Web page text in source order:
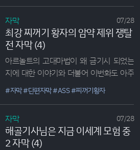
자막 07/28
최강 찌꺼기 황자의 암약 제위 쟁탈
전 자막 (4)
아르놀트의 고대마법이 왜 금기시 되었는
지에 대한 이야기와 더불어 이번화도 아주
맛잇는 데이트 에피소드가 진행되었다! 이
야, 이거 암약물 맞죠? 아르놀트랑 피네랑
#자막#단편자막#ASS#찌꺼기황자
자막 07/28
해골기사님은 지금 이세계 모험 중
2 자막 (4)